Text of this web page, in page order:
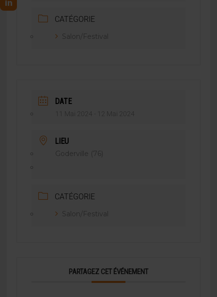
CATÉGORIE
Salon/Festival
DATE
11 Mai 2024 - 12 Mai 2024
LIEU
Goderville (76)
CATÉGORIE
Salon/Festival
PARTAGEZ CET ÉVÉNEMENT